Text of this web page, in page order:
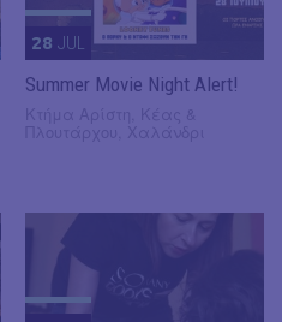
28 JUL
Summer Movie Night Alert!